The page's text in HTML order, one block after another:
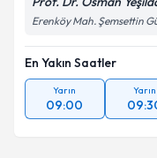
Erenköy Mah. Şemsettin
En Yakın Saatler
Yarın
09:00
Yarın